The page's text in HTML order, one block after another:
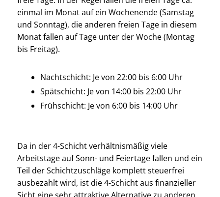
einmal im Monat auf ein Wochenende (Samstag
und Sonntag), die anderen freien Tage in diesem
Monat fallen auf Tage unter der Woche (Montag
bis Freitag).
Nachtschicht: Je von 22:00 bis 6:00 Uhr
Spätschicht: Je von 14:00 bis 22:00 Uhr
Frühschicht: Je von 6:00 bis 14:00 Uhr
Da in der 4-Schicht verhältnismäßig viele
Arbeitstage auf Sonn- und Feiertage fallen und ein
Teil der Schichtzuschläge komplett steuerfrei
ausbezahlt wird, ist die 4-Schicht aus finanzieller